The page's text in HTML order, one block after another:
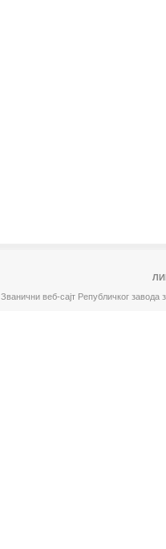
Званични веб-сајт Републичког